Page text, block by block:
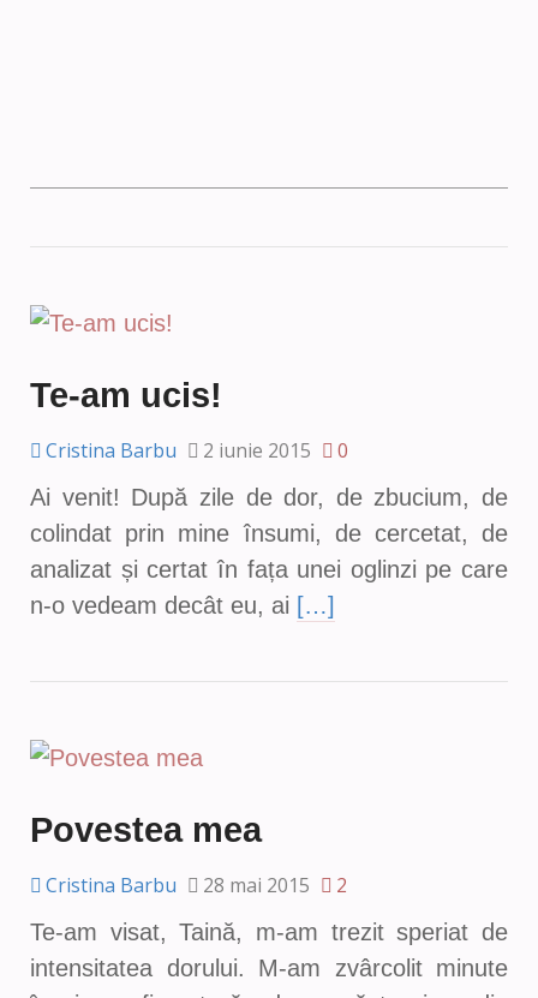
Te-am ucis!
Cristina Barbu 2 iunie 2015
0
Ai venit! După zile de dor, de zbucium, de
colindat prin mine însumi, de cercetat, de
analizat și certat în fața unei oglinzi pe care
n-o vedeam decât eu, ai […]
Povestea mea
Cristina Barbu 28 mai 2015
2
Te-am visat, Taină, m-am trezit speriat de
intensitatea dorului. M-am zvârcolit minute